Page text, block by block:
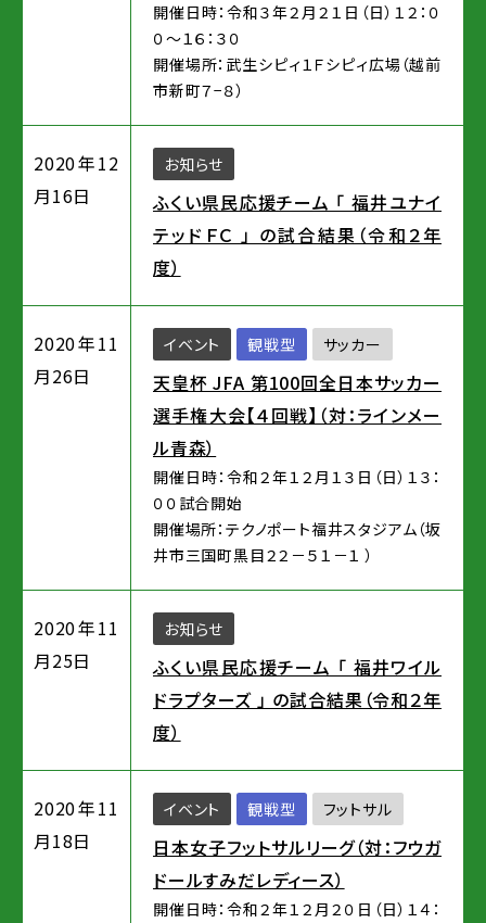
開催日時：令和３年２月２１日（日）１２：０
０～１６：３０
開催場所：武生シピィ１Ｆシピィ広場（越前
市新町７−８）
2020年12
月16日
お知らせ
ふくい県民応援チーム 「 福井ユナイ
テッドＦＣ 」 の試合結果（令和２年
度）
2020年11
月26日
イベント 観戦型 サッカー
天皇杯 JFA 第100回全日本サッカー
選手権大会【４回戦】（対：ラインメー
ル青森）
開催日時：令和２年１２月１３日（日）１３：
００試合開始
開催場所：テクノポート福井スタジアム（坂
井市三国町黒目２２－５１－１ ）
2020年11
月25日
お知らせ
ふくい県民応援チーム 「 福井ワイル
ドラプターズ 」 の試合結果（令和２年
度）
2020年11
月18日
イベント 観戦型 フットサル
日本女子フットサルリーグ（対：フウガ
ドールすみだレディース）
開催日時：令和２年１２月２０日（日）１４：